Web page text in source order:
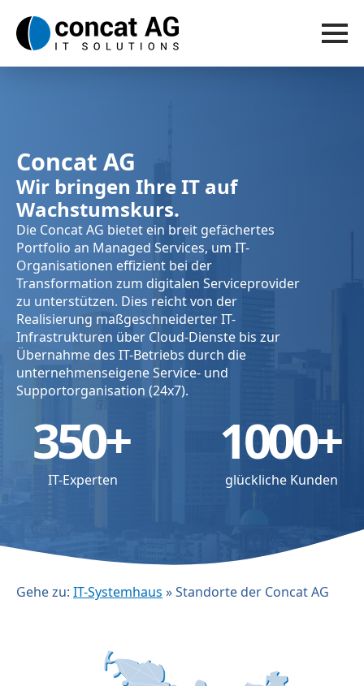
Concat AG
Wir bringen Ihre IT auf
Wachstumskurs.
Die Concat AG bietet ein breit gefächertes
Portfolio an Managed Services, um IT-
Organisationen effizient bei der
Transformation zum digitalen Serviceprovider
zu unterstützen. Dies reicht von der
Realisierung maßgeschneiderter IT-
Infrastrukturen über Cloud-Dienste bis zur
Übernahme des IT-Betriebs durch die
unternehmenseigene Service- und
Supportorganisation (24x7).
350+
IT-Experten
1000+
glückliche Kunden
Gehe zu: IT-Systemhaus »Standorte der Concat AG